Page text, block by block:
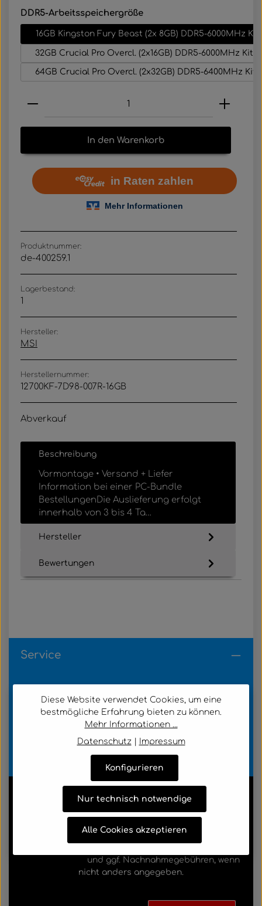
DDR5-Arbeitsspeichergrößeauswählen
16GB Kingston Fury Beast (2x 8GB) DDR5-6000MHz Kit
32GB Crucial Pro Overcl. (2x16GB) DDR5-6000MHz Kit
64GB Crucial Pro Overcl. (2x32GB) DDR5-6400MHz Kit
Produkt Anzahl: Gib den gewünschten
In den Warenkorb
Produktnummer:
de-400259.1
Lagerbestand:
1
Hersteller:
MSI
Herstellernummer:
12700KF-7D98-007R-16GB
Abverkauf
Beschreibung
Vormontage • Versand + Liefer
Information bei einer PC-Bundle
BestellungenDie Auslieferung erfolgt
innerhalb von 3 bis 4 Ta…
Hersteller
Bewertungen
Service
Informationen
Zahlungsarten
Alle Markennamen, Warenzeichen sowie sämtliche
Eigentümer und dienen hier nur der Beschreibung.
und ggf. Nachnahmegebühren, wenn
nicht anders angegeben.
Diese Website verwendet Cookies, um eine
bestmögliche Erfahrung bieten zu können.
Mehr Informationen ...
Datenschutz
Impressum
Nur technisch notwendige
Konfigurieren
Alle Cookies akzeptieren